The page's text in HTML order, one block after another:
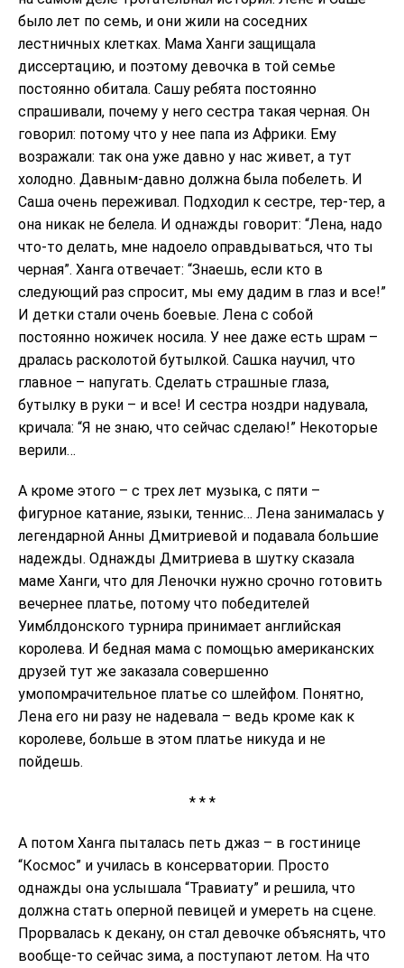
было лет по семь, и они жили на соседних
лестничных клетках. Мама Ханги защищала
диссертацию, и поэтому девочка в той семье
постоянно обитала. Сашу ребята постоянно
спрашивали, почему у него сестра такая черная. Он
говорил: потому что у нее папа из Африки. Ему
возражали: так она уже давно у нас живет, а тут
холодно. Давным-давно должна была побелеть. И
Саша очень переживал. Подходил к сестре, тер-тер, а
она никак не белела. И однажды говорит: “Лена, надо
что-то делать, мне надоело оправдываться, что ты
черная”. Ханга отвечает: “Знаешь, если кто в
следующий раз спросит, мы ему дадим в глаз и все!”
И детки стали очень боевые. Лена с собой
постоянно ножичек носила. У нее даже есть шрам –
дралась расколотой бутылкой. Сашка научил, что
главное – напугать. Сделать страшные глаза,
бутылку в руки – и все! И сестра ноздри надувала,
кричала: “Я не знаю, что сейчас сделаю!” Некоторые
верили…
А кроме этого – с трех лет музыка, с пяти –
фигурное катание, языки, теннис… Лена занималась у
легендарной Анны Дмитриевой и подавала большие
надежды. Однажды Дмитриева в шутку сказала
маме Ханги, что для Леночки нужно срочно готовить
вечернее платье, потому что победителей
Уимблдонского турнира принимает английская
королева. И бедная мама с помощью американских
друзей тут же заказала совершенно
умопомрачительное платье со шлейфом. Понятно,
Лена его ни разу не надевала – ведь кроме как к
королеве, больше в этом платье никуда и не
пойдешь.
* * *
А потом Ханга пыталась петь джаз – в гостинице
“Космос” и училась в консерватории. Просто
однажды она услышала “Травиату” и решила, что
должна стать оперной певицей и умереть на сцене.
Прорвалась к декану, он стал девочке объяснять, что
вообще-то сейчас зима, а поступают летом. На что